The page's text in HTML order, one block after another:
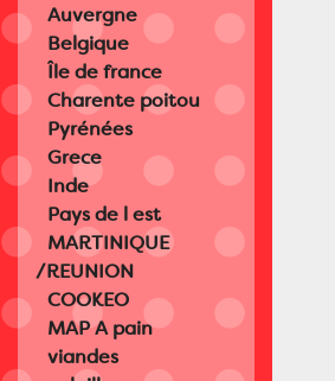
Auvergne
Belgique
Île de france
Charente poitou
Pyrénées
Grece
Inde
Pays de l est
MARTINIQUE
/REUNION
COOKEO
MAP A pain
viandes